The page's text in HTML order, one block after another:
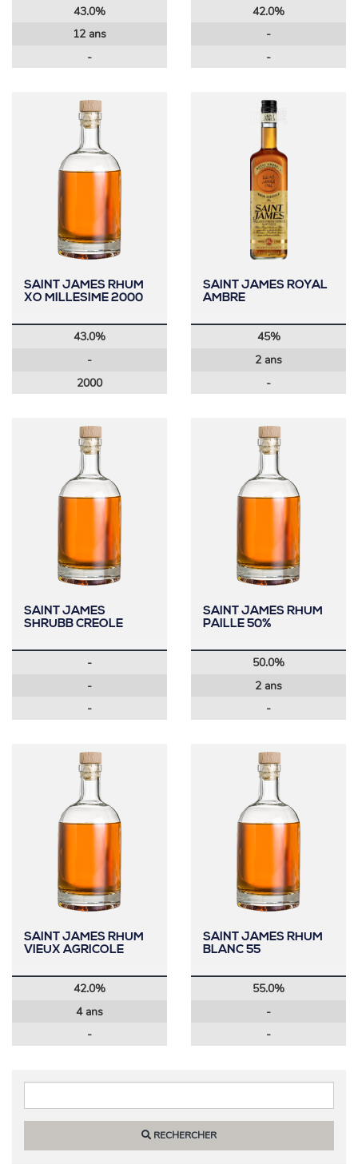
43.0%
12 ans
-
42.0%
-
-
SAINT JAMES RHUM
XO MILLESIME 2000
43.0%
-
2000
SAINT JAMES ROYAL
AMBRE
45%
2 ans
-
SAINT JAMES
SHRUBB CREOLE
-
-
-
SAINT JAMES RHUM
PAILLE 50%
50.0%
2 ans
-
SAINT JAMES RHUM
VIEUX AGRICOLE
42.0%
4 ans
-
SAINT JAMES RHUM
BLANC 55
55.0%
-
-
RECHERCHER